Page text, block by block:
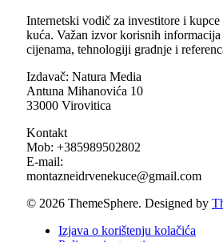
Internetski vodič za investitore i
kuća. Važan izvor korisnih informacija
cijenama, tehnologiji gradnje i
Izdavač: Natura Media
Antuna Mihanovića 10
33000 Virovitica
Kontakt
Mob: +385989502802
E-mail:
montazneidrvenekuce@gmail.com
© 2026 ThemeSphere. Designed by
Izjava o korištenju kolačića